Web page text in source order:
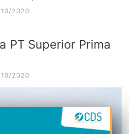
2020
PT Superior Prima
2020